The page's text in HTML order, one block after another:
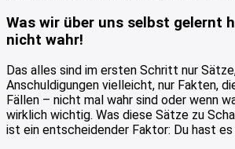
Was wir über uns selbst gelernt
nicht wahr!
Das alles sind im ersten Schritt nur
Anschuldigungen vielleicht, nur Fakten,
Fällen – nicht mal wahr sind oder wenn
wirklich wichtig. Was diese Sätze zu
ist ein entscheidender Faktor: Du hast